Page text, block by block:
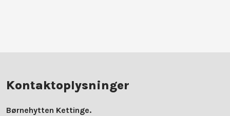
Kontaktoplysninger
Børnehytten Kettinge.